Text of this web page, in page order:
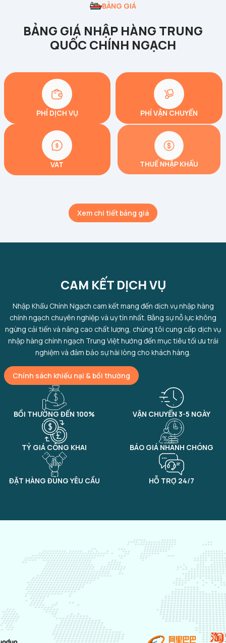
BẢNG GIÁ
BẢNG GIÁ NHẬP HÀNG TRUNG
QUỐC CHÍNH NGẠCH
PHÍ DỊCH VỤ PHÍ VẬN CHUYỂN
VAT THUẾ NHẬP KHẨU
Xem chi tiết bảng giá
CAM KẾT DỊCH VỤ
Nhập Khẩu Chính Ngạch cam kết mang đến dịch vụ nhập hàng
chính ngạch chuyên nghiệp và uy tín nhất. Bằng sự nỗ lực không
ngừng cải tiến và nâng cao chất lượng, chúng tôi cung cấp dịch vụ
nhập hàng chính ngạch Trung Việt hướng đến mục tiêu tối ưu trải
nghiệm và đảm bảo sự hài lòng cho khách hàng.
Chính sách khiếu nại & bồi thường
BỒI THƯỜNG ĐẾN 100% VẬN CHUYỂN 3-5 NGÀY
TỶ GIÁ CÔNG KHAI BÁO GIÁ NHANH CHÓNG
ĐẶT HÀNG ĐÚNG YÊU CẦU HỖ TRỢ 24/7